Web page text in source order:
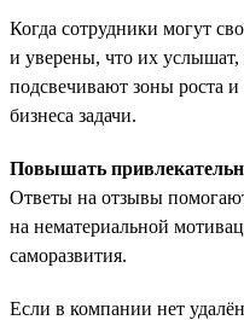
Когда сотрудники могут
и уверены, что их услышат,
подсвечивают зоны роста
бизнеса задачи.
Повышать
Ответы на отзывы
на нематериальной
саморазвития.
Если в компании нет